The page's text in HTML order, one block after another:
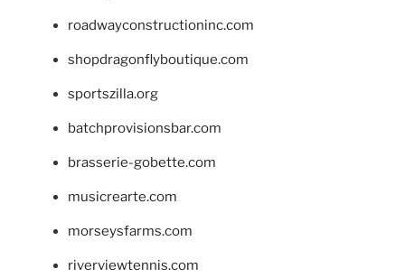
roadwayconstructioninc.com
shopdragonflyboutique.com
sportszilla.org
batchprovisionsbar.com
brasserie-gobette.com
musicrearte.com
morseysfarms.com
riverviewtennis.com